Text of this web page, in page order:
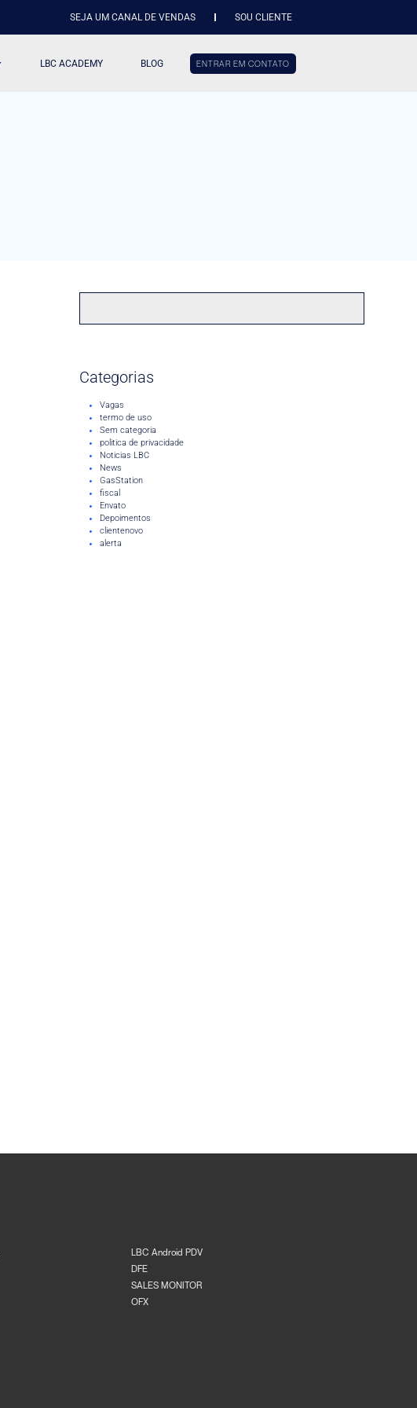
SEJA UM CANAL DE VENDAS SOU CLIENTE
LBC ACADEMY BLOG ENTRAR EM CONTATO
Categorias
Vagas
termo de uso
Sem categoria
politica de privacidade
Noticias LBC
News
GasStation
fiscal
Envato
Depoimentos
clientenovo
alerta
LBC Android PDV
DFE
SALES MONITOR
OFX